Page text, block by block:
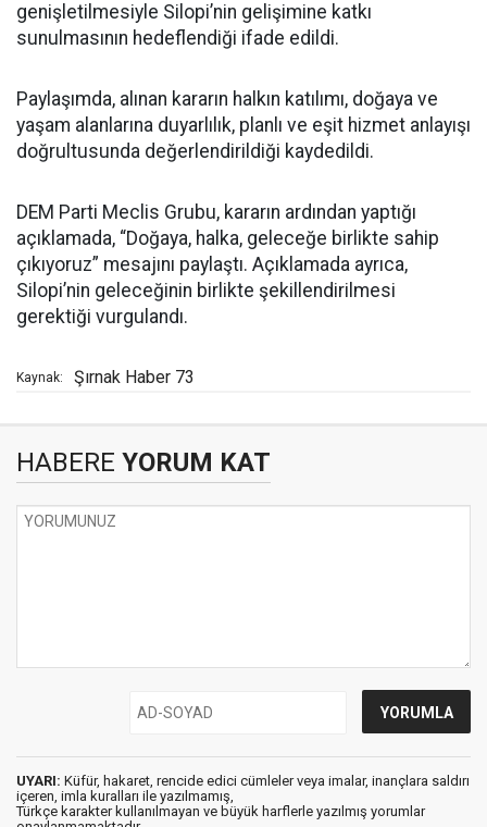
genişletilmesiyle Silopi’nin gelişimine katkı
sunulmasının hedeflendiği ifade edildi.
Paylaşımda, alınan kararın halkın katılımı, doğaya ve
yaşam alanlarına duyarlılık, planlı ve eşit hizmet anlayışı
doğrultusunda değerlendirildiği kaydedildi.
DEM Parti Meclis Grubu, kararın ardından yaptığı
açıklamada, “Doğaya, halka, geleceğe birlikte sahip
çıkıyoruz” mesajını paylaştı. Açıklamada ayrıca,
Silopi’nin geleceğinin birlikte şekillendirilmesi
gerektiği vurgulandı.
Kaynak: Şırnak Haber 73
HABERE YORUM KAT
UYARI: Küfür, hakaret, rencide edici cümleler veya imalar, inançlara saldırı
içeren, imla kuralları ile yazılmamış,
Türkçe karakter kullanılmayan ve büyük harflerle yazılmış yorumlar